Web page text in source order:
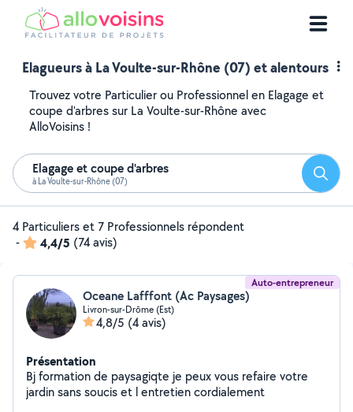
Elagueurs à La Voulte-sur-Rhône (07) et alentours
Trouvez votre Particulier ou Professionnel en Elagage et
coupe d'arbres sur La Voulte-sur-Rhône avec
AlloVoisins !
Elagage et coupe d'arbres
à La Voulte-sur-Rhône (07)
4 Particuliers et 7 Professionnels répondent
-
4,4/5 (74 avis)
Auto-entrepreneur
Oceane Lafffont (Ac Paysages)
Livron-sur-Drôme (Est)
4,8/5 (4 avis)
Présentation
Bj formation de paysagiqte je peux vous refaire votre
jardin sans soucis et l entretien cordialement